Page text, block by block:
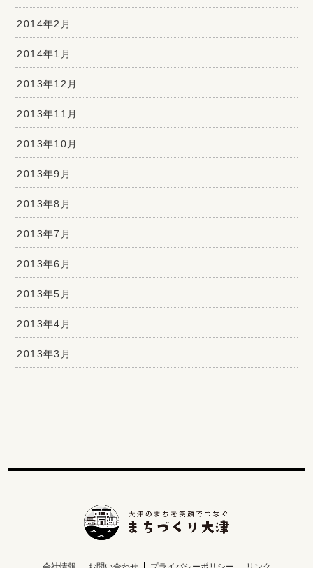
2014年2月
2014年1月
2013年12月
2013年11月
2013年10月
2013年9月
2013年8月
2013年7月
2013年6月
2013年5月
2013年4月
2013年3月